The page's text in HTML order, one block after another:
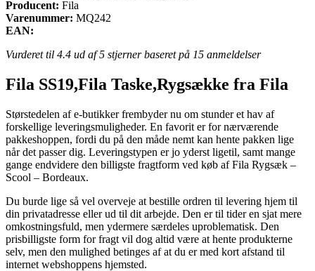
Producent: Fila
Varenummer: MQ242
EAN:
Vurderet til 4.4 ud af 5 stjerner baseret på 15 anmeldelser
Fila SS19,Fila Taske,Rygsække fra Fila
Størstedelen af e-butikker frembyder nu om stunder et hav af
forskellige leveringsmuligheder. En favorit er for nærværende
pakkeshoppen, fordi du på den måde nemt kan hente pakken lige
når det passer dig. Leveringstypen er jo yderst ligetil, samt mange
gange endvidere den billigste fragtform ved køb af Fila Rygsæk –
Scool – Bordeaux.
Du burde lige så vel overveje at bestille ordren til levering hjem til
din privatadresse eller ud til dit arbejde. Den er til tider en sjat mere
omkostningsfuld, men ydermere særdeles uproblematisk. Den
prisbilligste form for fragt vil dog altid være at hente produkterne
selv, men den mulighed betinges af at du er med kort afstand til
internet webshoppens hjemsted.